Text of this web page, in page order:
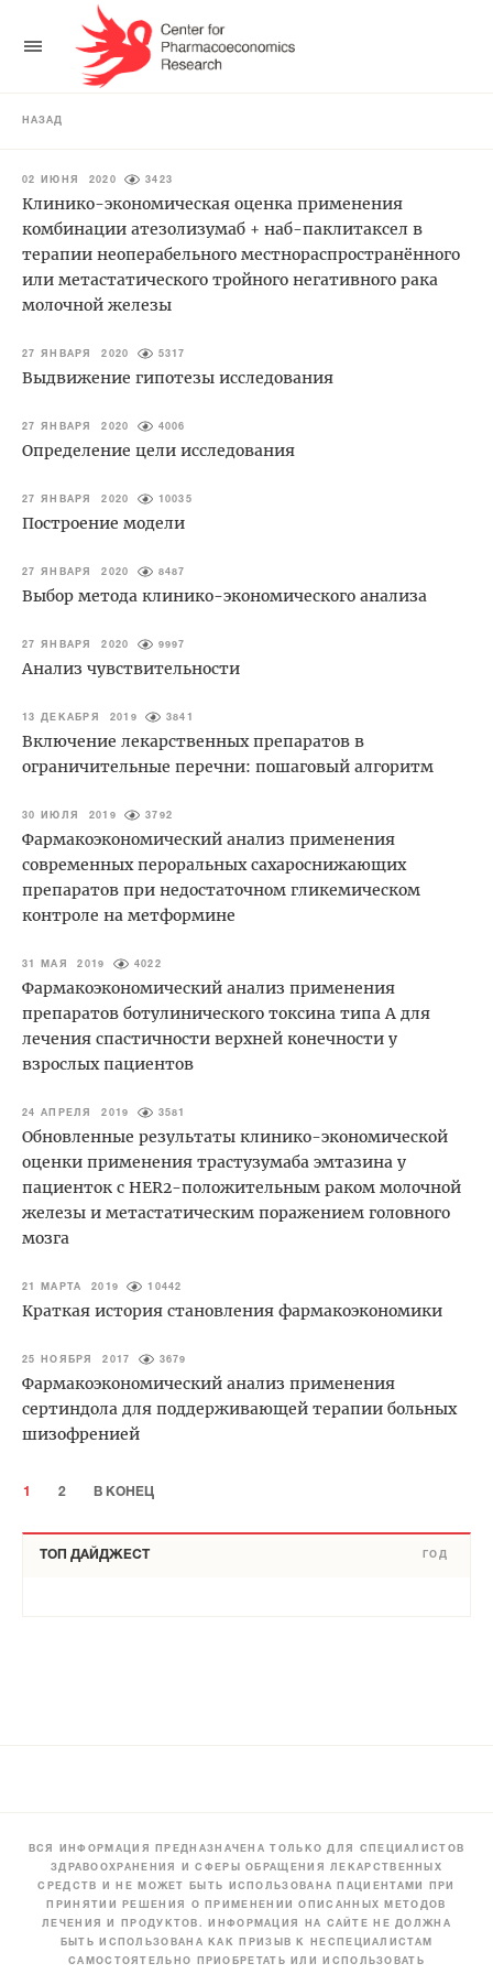
НАЗАД
02 ИЮНЯ 2020 3423
Клинико-экономическая оценка применения
комбинации атезолизумаб + наб-паклитаксел в
терапии неоперабельного местнораспространённого
или метастатического тройного негативного рака
молочной железы
27 ЯНВАРЯ 2020 5317
Выдвижение гипотезы исследования
27 ЯНВАРЯ 2020 4006
Определение цели исследования
27 ЯНВАРЯ 2020 10035
Построение модели
27 ЯНВАРЯ 2020 8487
Выбор метода клинико-экономического анализа
27 ЯНВАРЯ 2020 9997
Анализ чувствительности
13 ДЕКАБРЯ 2019 3841
Включение лекарственных препаратов в
ограничительные перечни: пошаговый алгоритм
30 ИЮЛЯ 2019 3792
Фармакоэкономический анализ применения
современных пероральных сахароснижающих
препаратов при недостаточном гликемическом
контроле на метформине
31 МАЯ 2019 4022
Фармакоэкономический анализ применения
препаратов ботулинического токсина типа А для
лечения спастичности верхней конечности у
взрослых пациентов
24 АПРЕЛЯ 2019 3581
Обновленные результаты клинико-экономической
оценки применения трастузумаба эмтазина у
пациенток с HER2-положительным раком молочной
железы и метастатическим поражением головного
мозга
21 МАРТА 2019 10442
Краткая история становления фармакоэкономики
25 НОЯБРЯ 2017 3679
Фармакоэкономический анализ применения
сертиндола для поддерживающей терапии больных
шизофренией
1 2 В КОНЕЦ
ТОП ДАЙДЖЕСТ ГОД
ВСЯ ИНФОРМАЦИЯ ПРЕДНАЗНАЧЕНА ТОЛЬКО ДЛЯ СПЕЦИАЛИСТОВ
ЗДРАВООХРАНЕНИЯ И СФЕРЫ ОБРАЩЕНИЯ ЛЕКАРСТВЕННЫХ
СРЕДСТВ И НЕ МОЖЕТ БЫТЬ ИСПОЛЬЗОВАНА ПАЦИЕНТАМИ ПРИ
ПРИНЯТИИ РЕШЕНИЯ О ПРИМЕНЕНИИ ОПИСАННЫХ МЕТОДОВ
ЛЕЧЕНИЯ И ПРОДУКТОВ. ИНФОРМАЦИЯ НА САЙТЕ НЕ ДОЛЖНА
БЫТЬ ИСПОЛЬЗОВАНА КАК ПРИЗЫВ К НЕСПЕЦИАЛИСТАМ
САМОСТОЯТЕЛЬНО ПРИОБРЕТАТЬ ИЛИ ИСПОЛЬЗОВАТЬ